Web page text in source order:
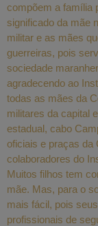
compõem a família
significado da mãe
militar e as mães
guerreiras, pois
sociedade
agradecendo ao
todas as mães da
militares da capital
estadual, cabo
oficiais e praças da
colaboradores do
Muitos filhos tem
mãe. Mas, para o
mais fácil, pois
profissionais de